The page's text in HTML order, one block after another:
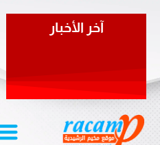
آخر الأخبار